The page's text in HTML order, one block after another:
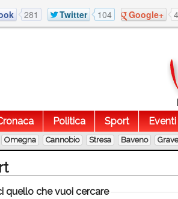
281 Twitter 104 Google+
Politica Sport Eventi
Omegna Cannobio Stresa Baveno
quello che vuoi cercare